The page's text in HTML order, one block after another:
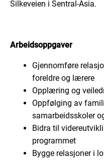
Silkeveien i Sentral-Asia.
Arbeidsoppgaver
Gjennomføre
foreldre og lærere
Opplæring og
Oppfølging av
samarbeidsskoler
Bidra til
programmet
Bygge relasjoner i